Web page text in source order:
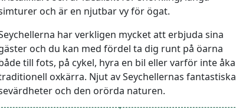
och är en njutbar vy för ögat.
har verkligen mycket att erbjuda sina
och du kan med fördel ta dig runt på öarna
till fots, på cykel, hyra en bil eller varför inte åka
oxkärra. Njut av Seychellernas fantastiska
och den orörda naturen.